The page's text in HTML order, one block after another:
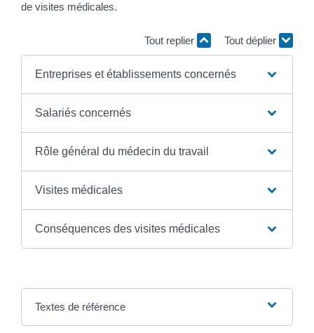
de visites médicales.
Tout replier Tout déplier
Entreprises et établissements concernés
Salariés concernés
Rôle général du médecin du travail
Visites médicales
Conséquences des visites médicales
Textes de référence